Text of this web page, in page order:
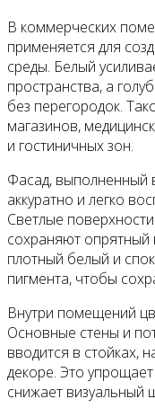
В коммерческих
применяется для
среды. Белый
пространства, а
без перегородок.
магазинов,
и гостиничных зон.
Фасад, выполненный
аккуратно и легко
Светлые
сохраняют опрятный
плотный белый и
пигмента, чтобы
Внутри помещений
Основные стены и
вводится в стойках,
декоре. Это
снижает визуальный